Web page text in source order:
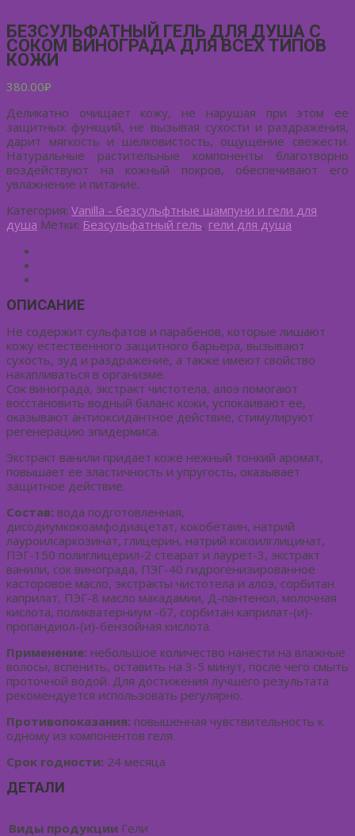
БЕЗСУЛЬФАТНЫЙ ГЕЛЬ ДЛЯ ДУША С
СОКОМ ВИНОГРАДА ДЛЯ ВСЕХ ТИПОВ
КОЖИ
380.00₽
Деликатно очищает кожу, не нарушая при этом ее
защитных функций, не вызывая сухости и раздражения,
дарит мягкость и шелковистость, ощущение свежести.
Натуральные растительные компоненты благотворно
воздействуют на кожный покров, обеспечивают его
увлажнение и питание.
Категория: Vanilla - безсульфтные шампуни и гели для
душа Метки: Безсульфатный гель, гели для душа
ОПИСАНИЕ
Не содержит сульфатов и парабенов, которые лишают
кожу естественного защитного барьера, вызывают
сухость, зуд и раздражение, а также имеют свойство
накапливаться в организме.
Сок винограда, экстракт чистотела, алоэ помогают
восстановить водный баланс кожи, успокаивают ее,
оказывают антиоксидантное действие, стимулируют
регенерацию эпидермиса.
Экстракт ванили придает коже нежный тонкий аромат,
повышает ее эластичность и упругость, оказывает
защитное действие.
Состав: вода подготовленная,
дисодиумкокоамфодиацетат, кокобетаин, натрий
лауроилсаркозинат, глицерин, натрий кокоилглицинат,
ПЭГ-150 полиглицерил-2 стеарат и лаурет-3, экстракт
ванили, сок винограда, ПЭГ-40 гидрогенизированное
касторовое масло, экстракты чистотела и алоэ, сорбитан
каприлат, ПЭГ-8 масло макадамии, Д-пантенол, молочная
кислота, поликватерниум -67, сорбитан каприлат-(и)-
пропандиол-(и)-бензойная кислота.
Применение: небольшое количество нанести на влажные
волосы, вспенить, оставить на 3-5 минут, после чего смыть
проточной водой. Для достижения лучшего результата
рекомендуется использовать регулярно.
Противопоказания: повышенная чувствительность к
одному из компонентов геля.
Срок годности: 24 месяца
ДЕТАЛИ
Виды продукции Гели